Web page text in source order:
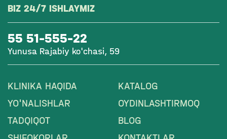
BIZ 24/7 ISHLAYMIZ
55 51-555-22
Yunusa Rajabiy ko'chasi, 59
KLINIKA HAQIDA
YO'NALISHLAR
TADQIQOT
KATALOG
OYDINLASHTIRMOQ
BLOG